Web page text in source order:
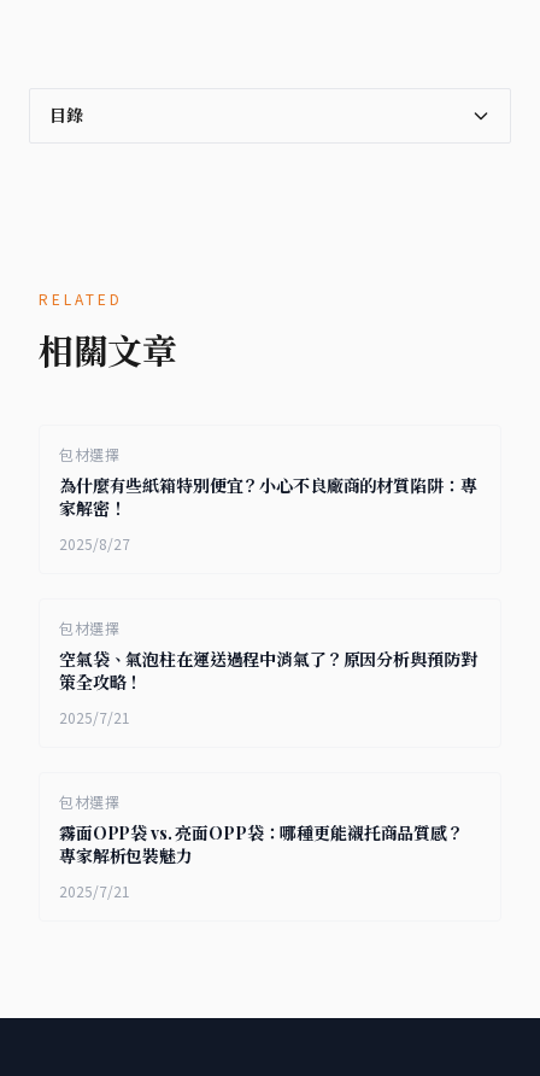
目錄
RELATED
相關文章
包材選擇
為什麼有些紙箱特別便宜？小心不良廠商的材質陷阱：專
家解密！
2025/8/27
包材選擇
空氣袋、氣泡柱在運送過程中消氣了？原因分析與預防對
策全攻略！
2025/7/21
包材選擇
霧面OPP袋 vs. 亮面OPP袋：哪種更能襯托商品質感？
專家解析包裝魅力
2025/7/21